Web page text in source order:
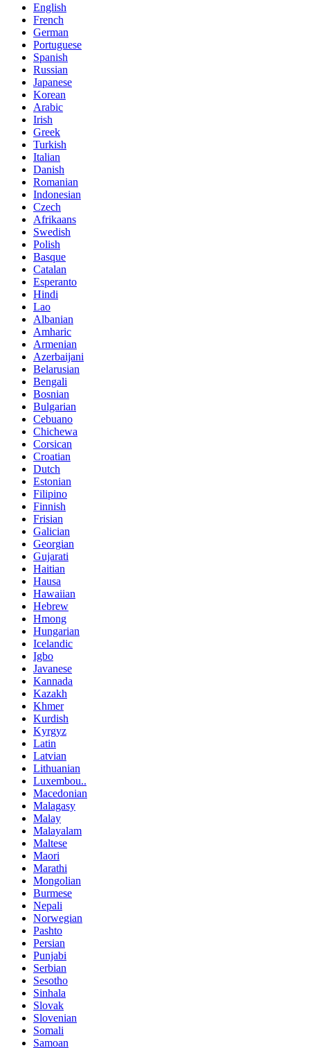
English
French
German
Portuguese
Spanish
Russian
Japanese
Korean
Arabic
Irish
Greek
Turkish
Italian
Danish
Romanian
Indonesian
Czech
Afrikaans
Swedish
Polish
Basque
Catalan
Esperanto
Hindi
Lao
Albanian
Amharic
Armenian
Azerbaijani
Belarusian
Bengali
Bosnian
Bulgarian
Cebuano
Chichewa
Corsican
Croatian
Dutch
Estonian
Filipino
Finnish
Frisian
Galician
Georgian
Gujarati
Haitian
Hausa
Hawaiian
Hebrew
Hmong
Hungarian
Icelandic
Igbo
Javanese
Kannada
Kazakh
Khmer
Kurdish
Kyrgyz
Latin
Latvian
Lithuanian
Luxembou..
Macedonian
Malagasy
Malay
Malayalam
Maltese
Maori
Marathi
Mongolian
Burmese
Nepali
Norwegian
Pashto
Persian
Punjabi
Serbian
Sesotho
Sinhala
Slovak
Slovenian
Somali
Samoan